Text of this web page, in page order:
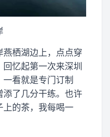
栖湖边上，点点穿
忆起第一次来深圳
看就是专门订制
添了几分干练。也许
上的茶，我每喝一